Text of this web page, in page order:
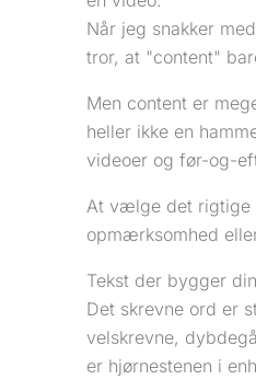
Når jeg snakker
tror, at "content"
Men content er
heller ikke en
videoer og før-og-
At vælge det rigtige
opmærksomhed
Tekst der bygger
Det skrevne ord er
velskrevne,
er hjørnestenen i